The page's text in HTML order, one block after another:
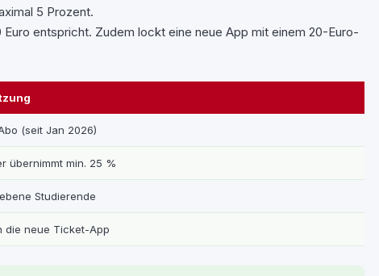
5 Prozent.
entspricht. Zudem lockt eine neue App mit einem 20-Euro-
(seit Jan 2026)
übernimmt min. 25 %
Studierende
die neue Ticket-App